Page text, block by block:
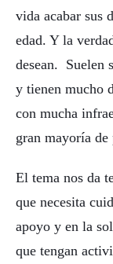
vida acabar sus
edad. Y la
desean. Suelen
y tienen mucho
con mucha
gran mayoría de
El tema nos da
que necesita
apoyo y en la
que tengan